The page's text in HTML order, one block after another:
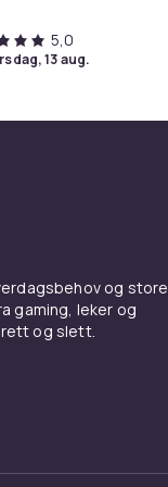
5,0
13 aug.
og store
gaming, leker og
og slett.